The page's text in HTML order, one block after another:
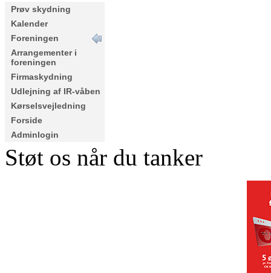
Prøv skydning
Kalender
Foreningen
Arrangementer i
foreningen
Firmaskydning
Udlejning af IR-våben
Kørselsvejledning
Forside
Adminlogin
Støt os når du tanker